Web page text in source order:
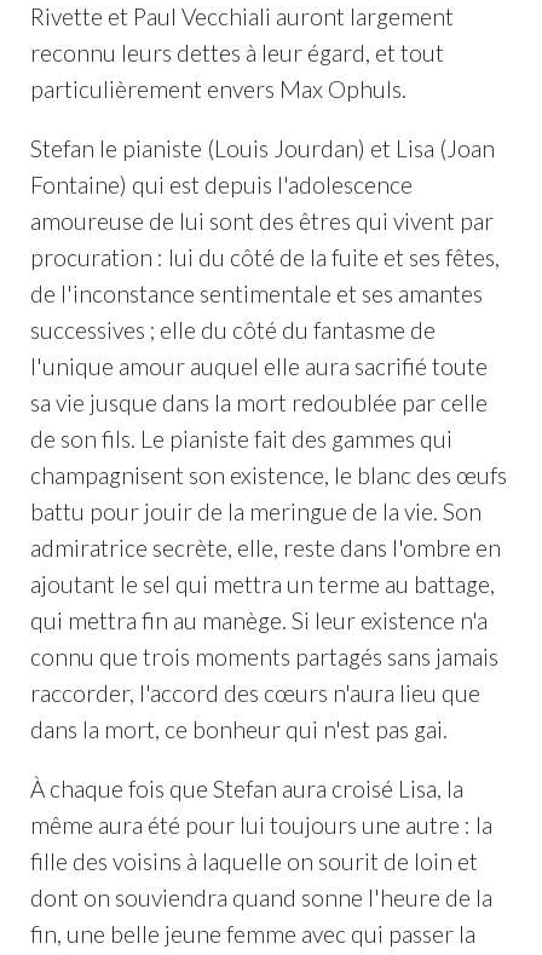
Rivette et Paul Vecchiali auront largement
reconnu leurs dettes à leur égard, et tout
particulièrement envers Max Ophuls.
Stefan le pianiste (Louis Jourdan) et Lisa (Joan
Fontaine) qui est depuis l'adolescence
amoureuse de lui sont des êtres qui vivent par
procuration : lui du côté de la fuite et ses fêtes,
de l'inconstance sentimentale et ses amantes
successives ; elle du côté du fantasme de
l'unique amour auquel elle aura sacrifié toute
sa vie jusque dans la mort redoublée par celle
de son fils. Le pianiste fait des gammes qui
champagnisent son existence, le blanc des œufs
battu pour jouir de la meringue de la vie. Son
admiratrice secrète, elle, reste dans l'ombre en
ajoutant le sel qui mettra un terme au battage,
qui mettra fin au manège. Si leur existence n'a
connu que trois moments partagés sans jamais
raccorder, l'accord des cœurs n'aura lieu que
dans la mort, ce bonheur qui n'est pas gai.
À chaque fois que Stefan aura croisé Lisa, la
même aura été pour lui toujours une autre : la
fille des voisins à laquelle on sourit de loin et
dont on souviendra quand sonne l'heure de la
fin, une belle jeune femme avec qui passer la